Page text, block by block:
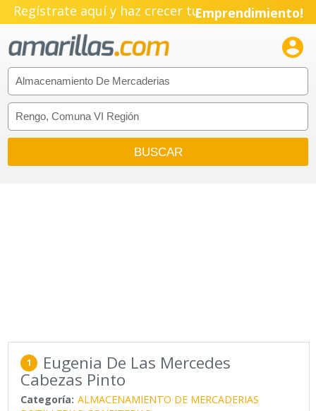
Regístrate aquí y haz crecer tuEmprendimiento!

1 Eugenia De Las Mercedes
Cabezas Pinto
Categoría: ALMACENAMIENTO DE MERCADERIAS